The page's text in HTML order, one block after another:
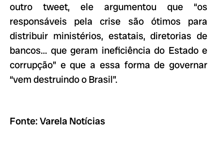
outro tweet, ele argumentou que “os
responsáveis pela crise são ótimos para
distribuir ministérios, estatais, diretorias de
bancos… que geram ineficiência do Estado e
corrupção” e que a essa forma de governar
“vem destruindo o Brasil”.
Fonte: Varela Notícias